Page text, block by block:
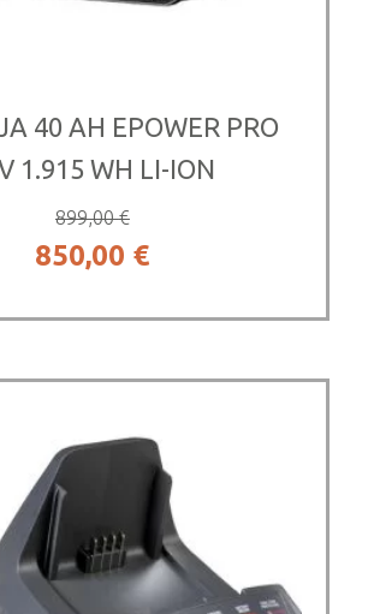
40 AH EPOWER PRO
1.915 WH LI-ION
899,00€
Izvirna
bila:
899,00 €.
850,00 €Trenutna
850,00 €.